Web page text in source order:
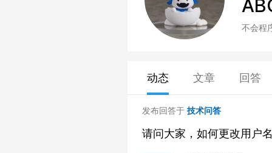
不会程
动态 文章 回答
发布回答于 技术问答
请问大家，如何更改用户